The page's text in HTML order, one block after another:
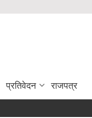
प्रतिवेदन राजपत्र